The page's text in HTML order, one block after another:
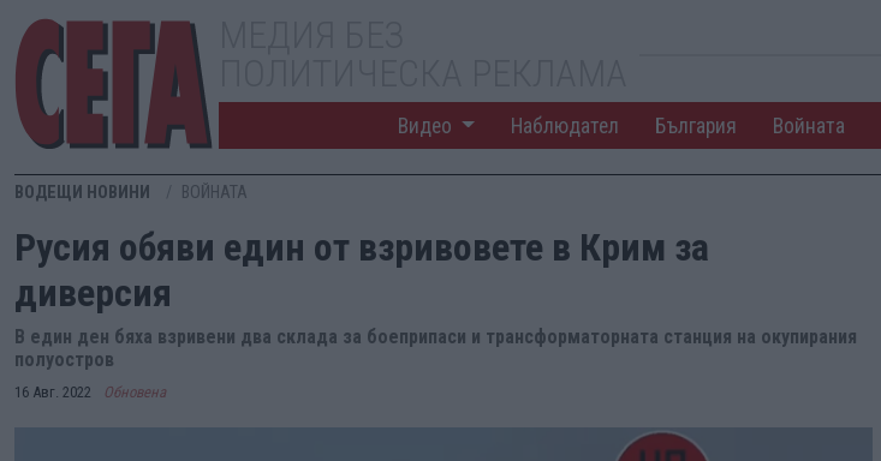
Видео Наблюдател България Войната
ВОДЕЩИ НОВИНИ ВОЙНАТА
Русия обяви един от взривовете в Крим за
диверсия
В един ден бяха взривени два склада за боеприпаси и трансформаторната станция на окупирания
полуостров
16 Авг. 2022 Обновена